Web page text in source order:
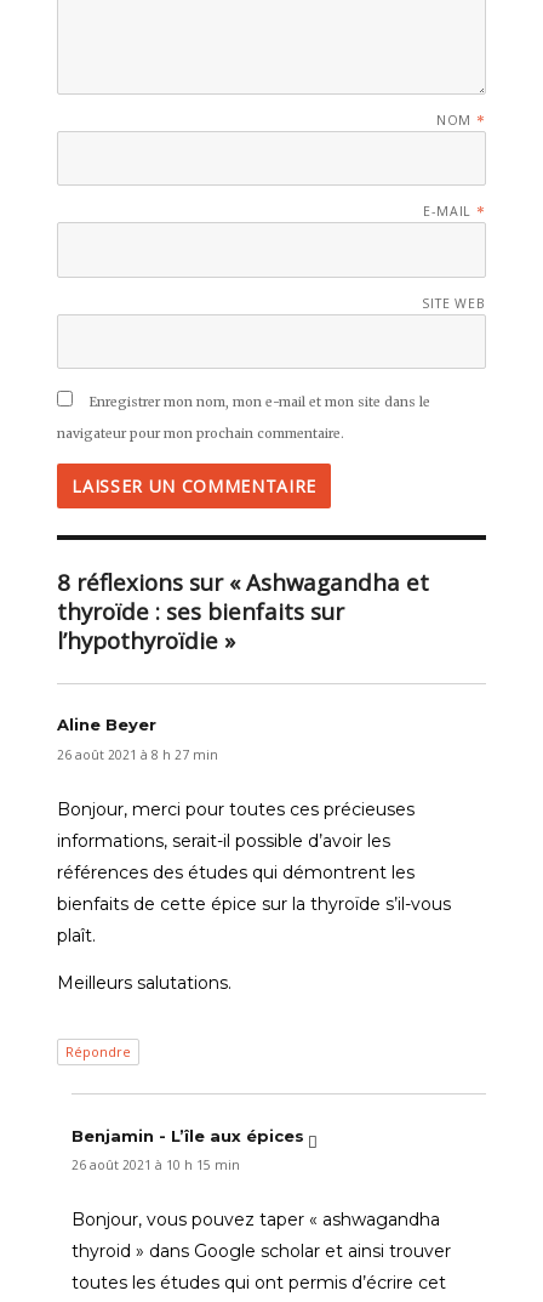
NOM *
E-MAIL *
SITE WEB
Enregistrer mon nom, mon e-mail et mon site dans le
navigateur pour mon prochain commentaire.
8 réflexions sur « Ashwagandha et
thyroïde : ses bienfaits sur
l’hypothyroïdie »
Aline Beyer
26 août 2021 à 8 h 27 min
Bonjour, merci pour toutes ces précieuses
informations, serait-il possible d’avoir les
références des études qui démontrent les
bienfaits de cette épice sur la thyroïde s’il-vous
plaît.
Meilleurs salutations.
Répondre
Benjamin - L’île aux épices dit :
26 août 2021 à 10 h 15 min
Bonjour, vous pouvez taper « ashwagandha
thyroid » dans Google scholar et ainsi trouver
toutes les études qui ont permis d’écrire cet